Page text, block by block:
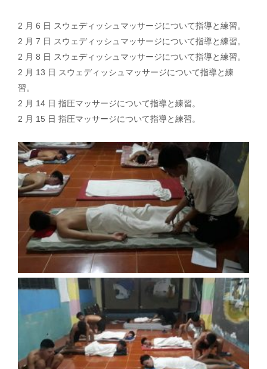
2 月 6 日 スウェディッシュマッサージについて指導と練習。
2 月 7 日 スウェディッシュマッサージについて指導と練習。
2 月 8 日 スウェディッシュマッサージについて指導と練習。
2 月 13 日 スウェディッシュマッサージについて指導と練
習。
2 月 14 日 指圧マッサージについて指導と練習。
2 月 15 日 指圧マッサージについて指導と練習。